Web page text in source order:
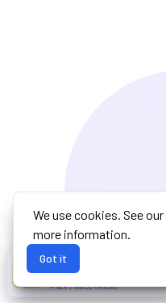
We use cookies. See our
more information.
Got it